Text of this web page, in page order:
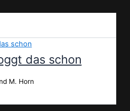
das schon
M. Horn